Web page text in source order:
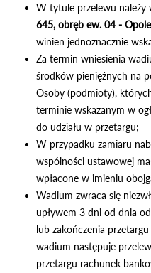
W tytule przelewu należy
645, obręb ew. 04 -
winien jednoznacznie
Za termin wniesienia
środków pieniężnych na
Osoby (podmioty),
terminie wskazanym w
do udziału w przetargu;
W przypadku zamiaru
wspólności ustawowej
wpłacone w imieniu
Wadium zwraca się
upływem 3 dni od dnia
lub zakończenia
wadium następuje
przetargu rachunek